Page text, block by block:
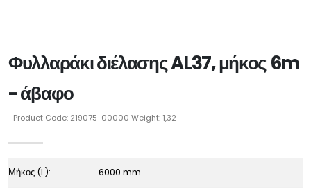
Φυλλαράκι διέλασης AL37, μήκος 6m
- άβαφο
Product Code: 219075-00000 Weight: 1,32
Μήκος (L): 6000 mm